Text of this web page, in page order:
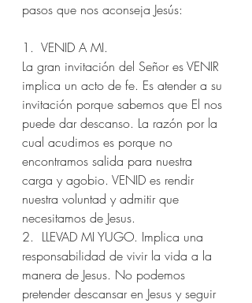
pasos que nos aconseja Jesús:
1.  VENID A MI.
La gran invitación del Señor es VENIR
implica un acto de fe. Es atender a su
invitación porque sabemos que El nos
puede dar descanso. La razón por la
cual acudimos es porque no
encontramos salida para nuestra
carga y agobio. VENID es rendir
nuestra voluntad y admitir que
necesitamos de Jesus.
2.  LLEVAD MI YUGO. Implica una
responsabilidad de vivir la vida a la
manera de Jesus. No podemos
pretender descansar en Jesus y seguir